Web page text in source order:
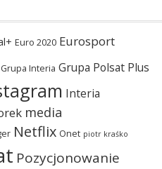
Euro 2020 Eurosport
Grupa Interia Grupa Polsat Plus
Interia
media
Netflix Onet piotr kraśko
Pozycjonowanie